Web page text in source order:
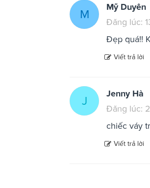
M
Mỹ Duyên
Đăng lúc:
Đẹp quá!!
Viết trả lời
J
Jenny Hà
Đăng lúc:
chiếc váy
Viết trả lời